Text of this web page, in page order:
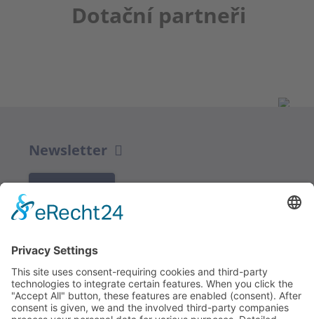
Dotační partneři
Newsletter
Redakce bbkult.net
Centrum Bavaria Bohemia (CeBB)
Dr. Veronika Hofinger
Freyung 1, 92539 Schönsee
Tel.:+49 (0)9674 / 92 48 78